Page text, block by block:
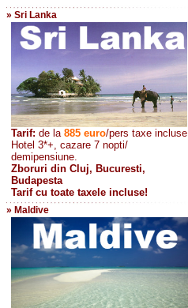
» Sri Lanka
Tarif: de la 885 euro/pers taxe incluse
Hotel 3*+, cazare 7 nopti/
demipensiune.
Zboruri din Cluj, Bucuresti,
Budapesta
Tarif cu toate taxele incluse!
» Maldive